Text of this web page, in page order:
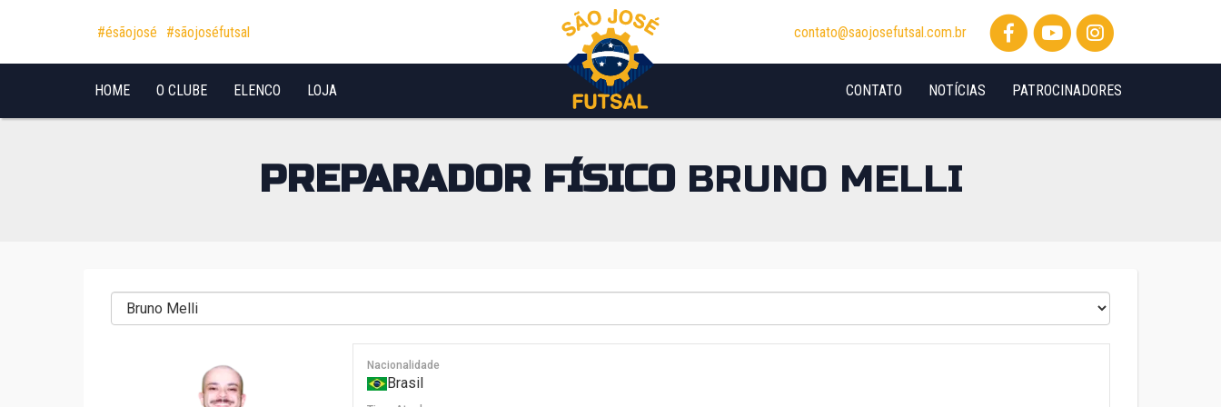
Pular para o conteúdo
#ésãojosé #sãojoséfutsal contato@saojosefutsal.com.br
HOME O CLUBE ELENCO LOJA PATROCINADORES
NOTÍCIAS
CONTATO
PREPARADOR FÍSICOBRUNO MELLI
Nacionalidade
Brasil